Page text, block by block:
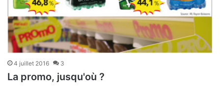
4 juillet 2016 3
La promo, jusqu'où ?